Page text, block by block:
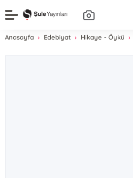
Anasayfa Edebiyat Hikaye - Öykü